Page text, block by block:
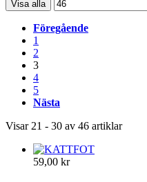
Visa alla
Föregående
1
2
3
4
5
Nästa
Visar 21 - 30 av 46 artiklar
59,00 kr